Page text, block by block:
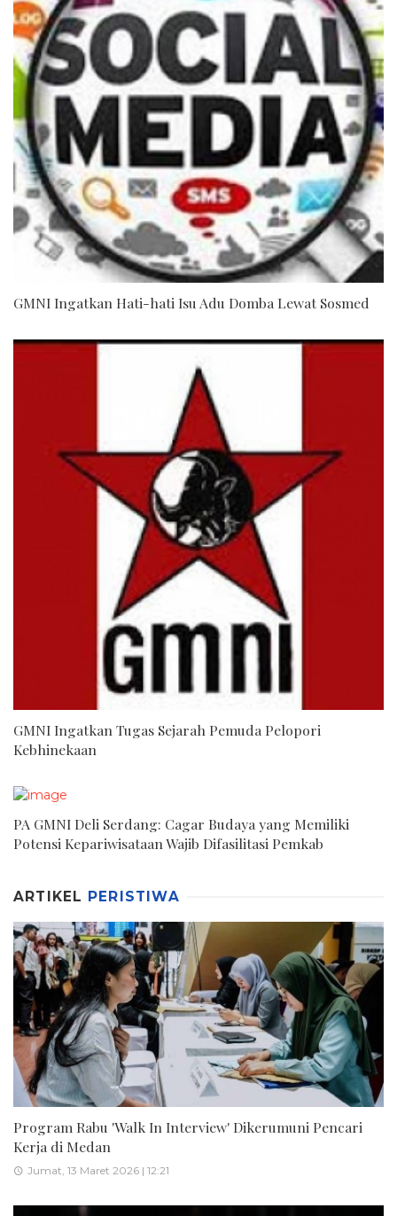
GMNI Ingatkan Hati-hati Isu Adu Domba Lewat Sosmed
GMNI Ingatkan Tugas Sejarah Pemuda Pelopori
Kebhinekaan
PA GMNI Deli Serdang: Cagar Budaya yang Memiliki
Potensi Kepariwisataan Wajib Difasilitasi Pemkab
ARTIKEL PERISTIWA
Program Rabu 'Walk In Interview' Dikerumuni Pencari
Kerja di Medan
Jumat, 13 Maret 2026 | 12:21